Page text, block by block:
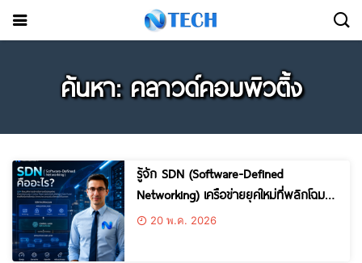
ค้นหา: คลาวด์คอมพิวติ้ง
รู้จัก SDN (Software-Defined
Networking) เครือข่ายยุคใหม่ที่พลิกโฉม
วงการไอที
20 พ.ค. 2026